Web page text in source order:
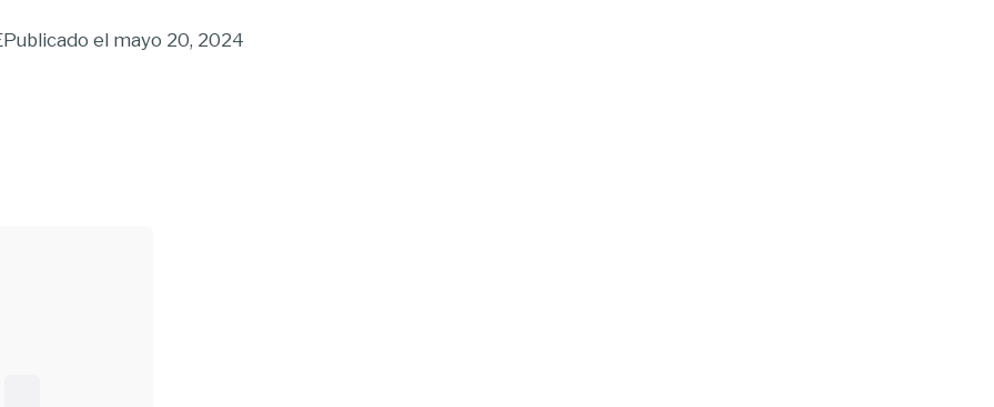
Publicado el mayo 20, 2024